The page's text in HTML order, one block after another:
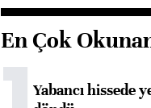
En Çok
Yabancı hissede